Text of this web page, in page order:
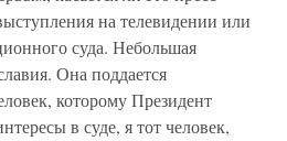
на телевидении или
суда. Небольшая
Она поддается
которому Президент
в суде, я тот человек,